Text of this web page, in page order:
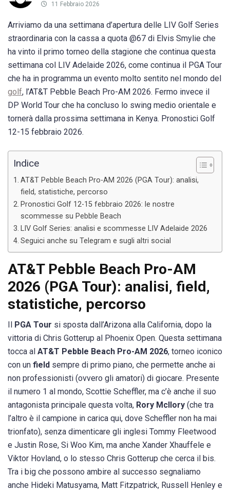
11 Febbraio 2026
Arriviamo da una settimana d’apertura delle LIV Golf Series
straordinaria con la cassa a quota @67 di Elvis Smylie che
ha vinto il primo torneo della stagione che continua questa
settimana col LIV Adelaide 2026, come continua il PGA Tour
che ha in programma un evento molto sentito nel mondo del
golf, l’AT&T Pebble Beach Pro-AM 2026. Fermo invece il
DP World Tour che ha concluso lo swing medio orientale e
tornerà dalla prossima settimana in Kenya. Pronostici Golf
12-15 febbraio 2026.
Indice
AT&T Pebble Beach Pro-AM 2026 (PGA Tour): analisi,
field, statistiche, percorso
Pronostici Golf 12-15 febbraio 2026: le nostre
scommesse su Pebble Beach
LIV Golf Series: analisi e scommesse LIV Adelaide 2026
Seguici anche su Telegram e sugli altri social
AT&T Pebble Beach Pro-AM
2026 (PGA Tour): analisi, field,
statistiche, percorso
PGA Tour si sposta dall’Arizona alla California, dopo la
vittoria di Chris Gotterup al Phoenix Open. Questa settimana
tocca al AT&T Pebble Beach Pro-AM 2026, torneo iconico
con un field sempre di primo piano, che permette anche ai
non professionisti (ovvero gli amatori) di giocare. Presente
il numero 1 al mondo, Scottie Scheffler, ma c’è anche il suo
antagonista principale questa volta, Rory McIlory (che tra
l’altro è il campione in carica qui, dove Scheffler non ha mai
trionfato), senza dimenticare gli inglesi Tommy Fleetwood
e Justin Rose, Si Woo Kim, ma anche Xander Xhauffele e
Viktor Hovland, o lo stesso Chris Gotterup che cerca il bis.
Tra i big che possono ambire al successo segnaliamo
anche Hideki Matusyama, Matt Fitzpatrick, Russell Henley e